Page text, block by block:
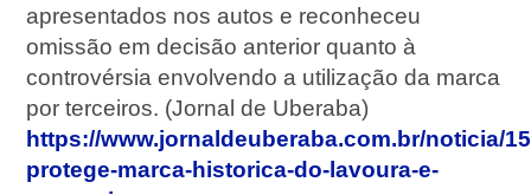
apresentados nos autos e reconheceu
omissão em decisão anterior quanto à
controvérsia envolvendo a utilização da marca
por terceiros. (Jornal de Uberaba)
https://www.jornaldeuberaba.com.br/noticia/
protege-marca-historica-do-lavoura-e-